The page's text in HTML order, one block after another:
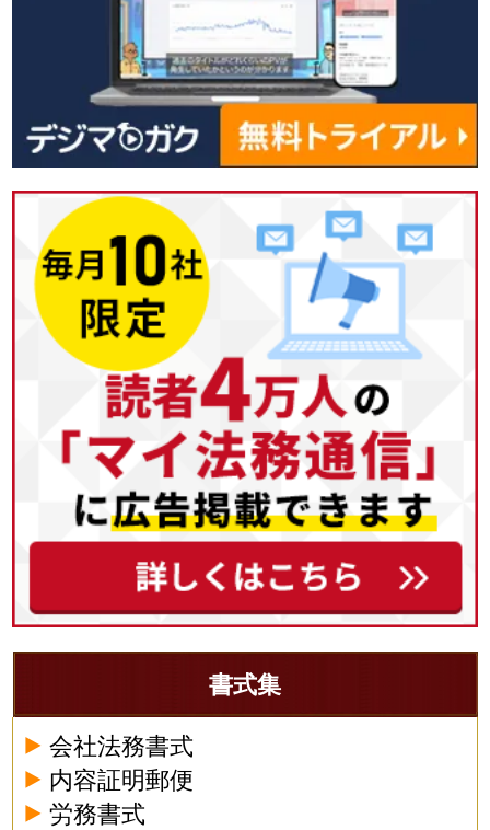
書式集
会社法務書式
内容証明郵便
労務書式